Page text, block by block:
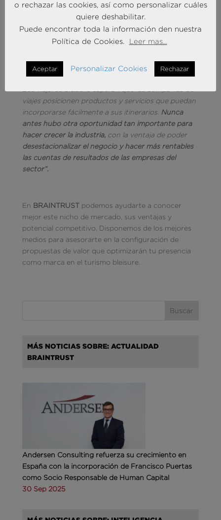
interacción con el viajero, creando y manteniendo
experiencias de viaje únicas y diferenciales”.
Barómetro Turístico BRAINTRUST,“El turismo
bleisureno es una moda,
ha llegado para quedarse.
viajes posicionen productos y servicios que puedan
incorporarse fácilmente a sus itinerarios. Nunca
antes hubo otra oportunidad tan importante para
hacer crecer la industria, con la ventaja de poder
desestacionalizar el negocio y hacer más rentables
las cuentas de resultados de las empresas del
sector”.
En BRAINTRUSTpodemos ayudarte a conocer
mejor este nicho de mercado, sus ventajas y
potencial competitivo. Disponemos de los mejores
medios para asesorarte en la configuración de
propuestas de valor que optimizarán tu presencia
como marca en el turismo bleisure.
MÁS NOTICIAS SOBRE: ACTUALIDAD
BRAINTRUST
Andersen Consulting refuerza su crecimiento en
España con la incorporación de Francisco Puertas
como Socio Responsable de Human Capital
30 Sep 2025
o rechazar las cookies, así como personalizar cuáles
quiere deshabilitar.
Puede encontrar toda la información den nuestra
Política de Cookies.
Leer mas...
Aceptar Personalizar Cookies Rechazar